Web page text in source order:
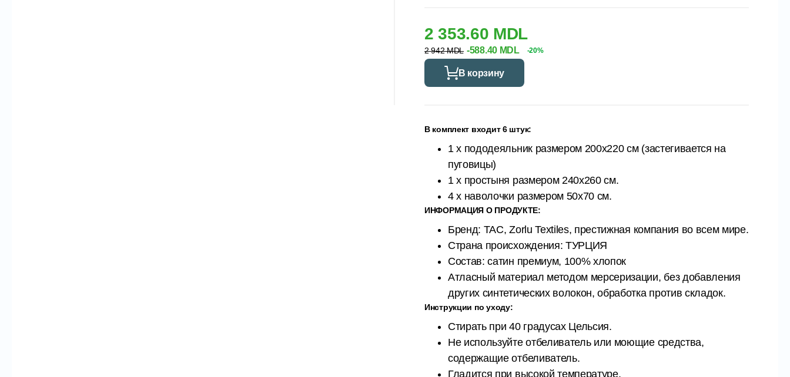
2 353.60 MDL
2 942 MDL -588.40 MDL -20%
В корзину
В комплект входит 6 штук:
1 x пододеяльник размером 200х220 см (застегивается на
пуговицы)
1 x простыня размером 240х260 см.
4 x наволочки размером 50х70 см.
ИНФОРМАЦИЯ О ПРОДУКТЕ:
Бренд: TAC, Zorlu Textiles, престижная компания во всем мире.
Страна происхождения: ТУРЦИЯ
Состав: сатин премиум, 100% хлопок
Атласный материал методом мерсеризации, без добавления
других синтетических волокон, обработка против складок.
Инструкции по уходу:
Стирать при 40 градусах Цельсия.
Не используйте отбеливатель или моющие средства,
содержащие отбеливатель.
Гладится при высокой температуре.